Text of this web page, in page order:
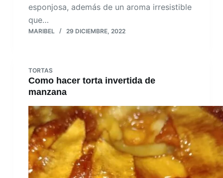
esponjosa, además de un aroma irresistible
que…
MARIBEL 29 DICIEMBRE, 2022
TORTAS
Como hacer torta invertida de
manzana